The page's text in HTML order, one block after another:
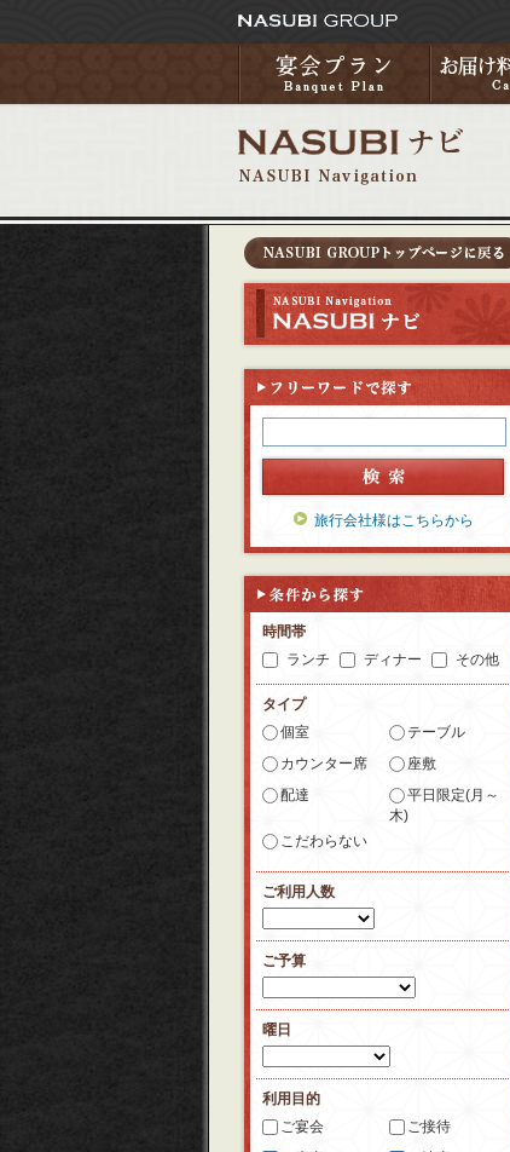
旅行会社様はこちらから
時間帯
ランチ
ディナー その他
タイプ
個室
テーブル
カウンター席
座敷
配達
平日限定(月～
木)
こだわらない
ご利用人数
ご予算
曜日
利用目的
ご宴会
ご接待